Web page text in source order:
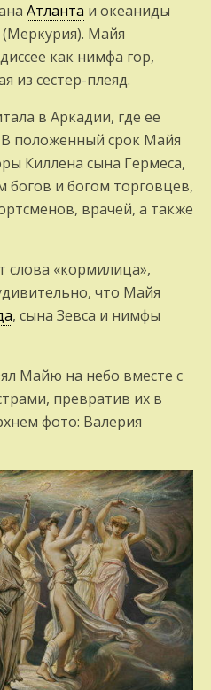
Атланта и океаниды
(Меркурия). Майя
как нимфа гор,
из сестер-плеяд.
в Аркадии, где ее
В положенный срок Майя
Киллена сына Гермеса,
богов и богом торговцев,
врачей, а также
«кормилица»,
что Майя
, сына Зевса и нимфы
Майю на небо вместе с
превратив их в
фото: Валерия